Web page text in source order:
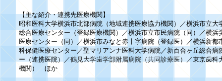
【主な紹介・連携先医療機関】
昭和医科大学横浜市北部病院（地域連携医療協力機関）／横浜市立大
総合医療センター（登録医療機関）／横浜市立市民病院（同）／横浜
医療センター（同）／横浜市みなと赤十字病院（登録医）／横浜新
科保健医療センター／聖マリアンナ医科大学病院／新百合ヶ丘総合病
ー（連携医院）／鶴見大学歯学部附属病院（共同診療医）／東京歯科
機関） ほか